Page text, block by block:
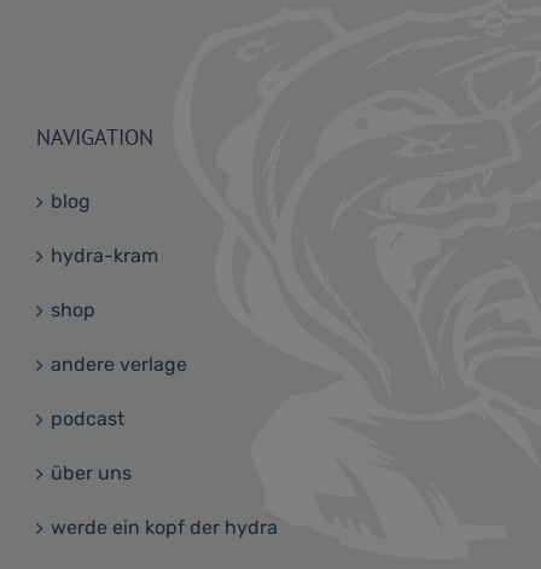
NAVIGATION
blog
hydra-kram
shop
andere verlage
podcast
über uns
werde ein kopf der hydra